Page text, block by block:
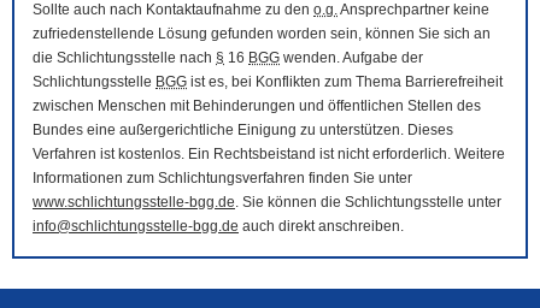
Sollte auch nach Kontaktaufnahme zu den o.g.Ansprechpartner keine
zufriedenstellende Lösung gefunden worden sein, können Sie sich an
die Schlichtungsstelle nach § 16 BGG wenden. Aufgabe der
Schlichtungsstelle BGG ist es, bei Konflikten zum Thema Barrierefreiheit
zwischen Menschen mit Behinderungen und öffentlichen Stellen des
Bundes eine außergerichtliche Einigung zu unterstützen. Dieses
Verfahren ist kostenlos. Ein Rechtsbeistand ist nicht erforderlich. Weitere
Informationen zum Schlichtungsverfahren finden Sie unter
www.schlichtungsstelle-bgg.de. Sie können die Schlichtungsstelle unter
info@schlichtungsstelle-bgg.de auch direkt anschreiben.